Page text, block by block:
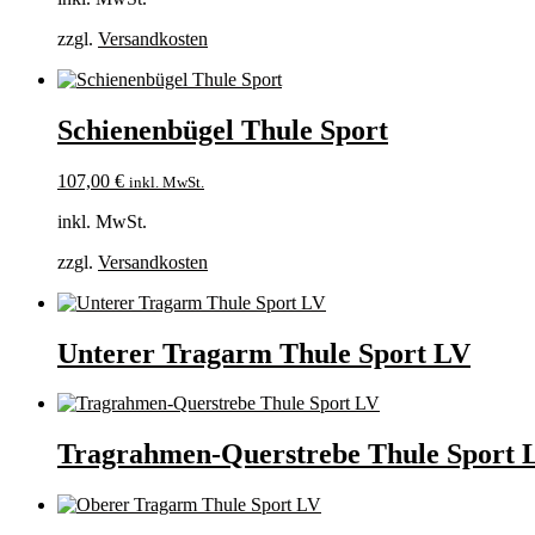
zzgl. Versandkosten
Schienenbügel Thule Sport
107,00 € inkl. MwSt.
inkl. MwSt.
zzgl. Versandkosten
Unterer Tragarm Thule Sport LV
Tragrahmen-Querstrebe Thule Sport